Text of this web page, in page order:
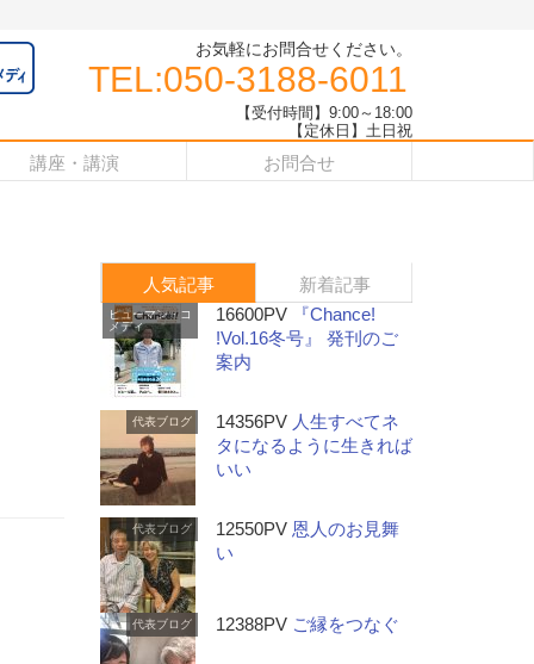
お気軽にお問合せください。
TEL:050-3188-6011
【受付時間】9:00～18:00
【定休日】土日祝
講座・講演 お問合せ
人気記事 新着記事
ヒューマン・コ
メディ
16600PV
『Chance!
!Vol.16冬号』 発刊のご
案内
代表ブログ 14356PV 人生すべてネ
タになるように生きれば
いい
代表ブログ 12550PV 恩人のお見舞
い
代表ブログ 12388PV ご縁をつなぐ